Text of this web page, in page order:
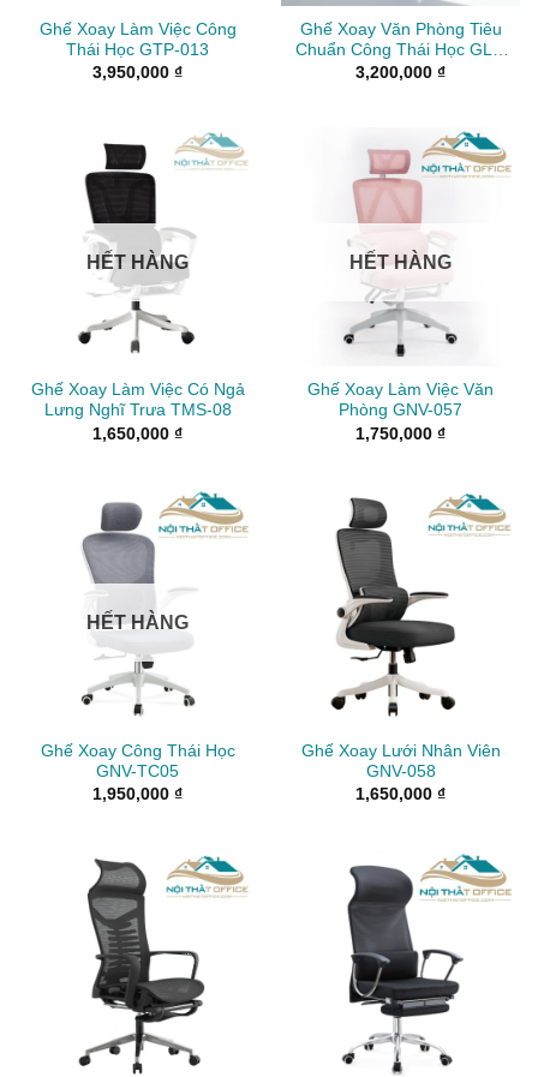
Ghế Xoay Làm Việc Công
Thái Học GTP-013
3,950,000 ₫
Ghế Xoay Văn Phòng Tiêu
Chuẩn Công Thái Học GLV-
34
3,200,000 ₫
HẾT HÀNG
Ghế Xoay Làm Việc Có Ngả
Lưng Nghĩ Trưa TMS-08
1,650,000 ₫
HẾT HÀNG
Ghế Xoay Làm Việc Văn
Phòng GNV-057
1,750,000 ₫
HẾT HÀNG
Ghế Xoay Công Thái Học
GNV-TC05
1,950,000 ₫
Ghế Xoay Lưới Nhân Viên
GNV-058
1,650,000 ₫